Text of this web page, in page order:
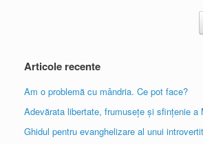
Articole recente
Am o problemă cu mândria. Ce pot face?
Adevărata libertate, frumusețe și sfințenie a
Ghidul pentru evanghelizare al unui introvertit